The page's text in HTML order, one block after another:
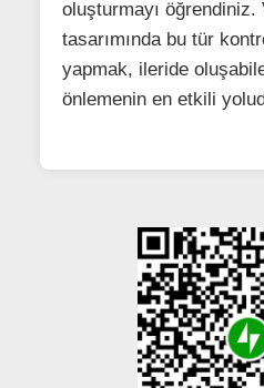
oluşturmayı öğrendiniz.
tasarımında bu tür
yapmak, ileride
önlemenin en etkili